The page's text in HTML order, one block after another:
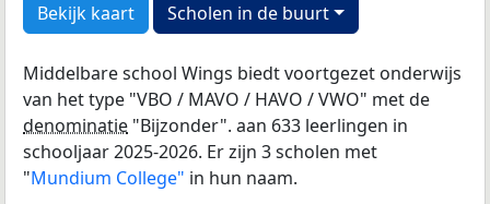
Bekijk kaart Scholen in de buurt
Middelbare school Wings biedt voortgezet onderwijs
van het type "VBO / MAVO / HAVO / VWO" met de
denominatie "Bijzonder". aan 633 leerlingen in
schooljaar 2025-2026. Er zijn 3 scholen met
"Mundium College" in hun naam.